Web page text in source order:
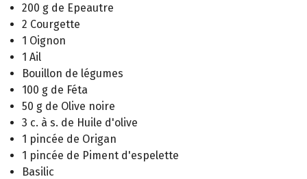
200 g de Epeautre
2 Courgette
1 Oignon
1 Ail
Bouillon de légumes
100 g de Féta
50 g de Olive noire
3 c. à s. de Huile d'olive
1 pincée de Origan
1 pincée de Piment d'espelette
Basilic